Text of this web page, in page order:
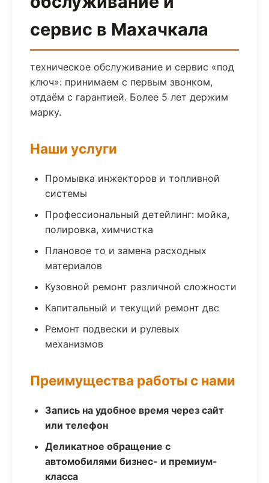
сервис в Махачкала
техническое обслуживание и сервис «под
ключ»: принимаем с первым звонком,
отдаём с гарантией. Более 5 лет держим
марку.
Наши услуги
Промывка инжекторов и топливной
системы
Профессиональный детейлинг: мойка,
полировка, химчистка
Плановое то и замена расходных
материалов
Кузовной ремонт различной сложности
Капитальный и текущий ремонт двс
Ремонт подвески и рулевых
механизмов
Преимущества работы с нами
Запись на удобное время через сайт
или телефон
Деликатное обращение с
автомобилями бизнес- и премиум-
класса